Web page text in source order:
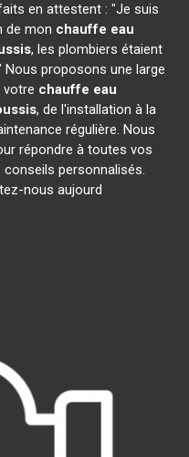
en attestent : "Je suis
de mon chauffe eau
, les plombiers étaient
proposons une large
votre chauffe eau
, de l'installation à la
régulière. Nous
répondre à toutes vos
personnalisés.
nous aujourd